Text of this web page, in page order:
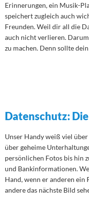
Erinnerungen, ein Musik-
speichert zugleich auch
Freunden. Weil dir all die
auch nicht verlieren.
zu machen. Denn sollte
Datenschutz:
Unser Handy weiß viel
über geheime
persönlichen Fotos bis hin
und Bankinformationen.
Hand, wenn er anderen ein
andere das nächste Bild